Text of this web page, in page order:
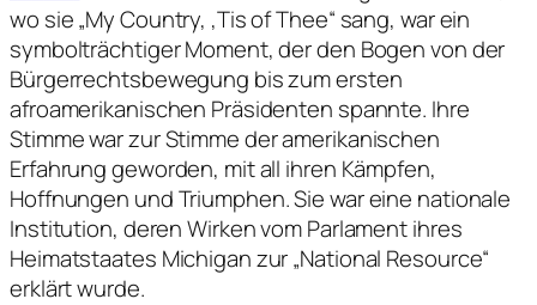
wo sie „My Country, ‚Tis of Thee“ sang, war ein
symbolträchtiger Moment, der den Bogen von der
Bürgerrechtsbewegung bis zum ersten
afroamerikanischen Präsidenten spannte. Ihre
Stimme war zur Stimme der amerikanischen
Erfahrung geworden, mit all ihren Kämpfen,
Hoffnungen und Triumphen. Sie war eine nationale
Institution, deren Wirken vom Parlament ihres
Heimatstaates Michigan zur „National Resource“
erklärt wurde.